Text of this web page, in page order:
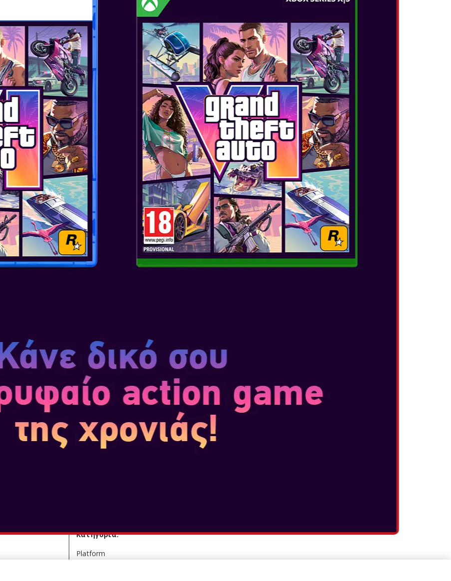
Παίξτε με τον Mario σε μια τεράστια, 3D, παγκόσμια περιπέτεια και
χρησιμοποιήστε τις απίστευτες, νέες ικανότητες του για να συλλέξετε Moons
τα οποία δίνουν ενέργεια στο αερόπλοιο σας το 'Odyssey', και σώστε την
Princess Peach από τα γαμήλια σχέδια του Bowser! Ζήστε μια περιπέτεια
γεμάτη μυστικά και εκπλήξεις, ενώ οι νέες ικανότητες του Mario όπως το cap
throw, cap jump και capture θα κάνουν το παιχνίδια ακόμα πιο συναρπαστικό
και διασκεδαστικό. Ετοιμαστείτε να μεταφερθείτε σε παράξενα και
εντυπωσιακά μέρη, μακριά από το Mushroom Kingdom - και αν θέλετε να
παίξετε παρέα με κάποιον φίλο σας, απλά δώστε του ένα χειριστήριο Joy-
ΧΑΡΑΚΤΗΡΙΣΤΙΚΑ
Εξερευνήστε τεράστια 3D Βασίλεια γεμάτα με μυστικά και εκπλήξεις, όπως
κοστούμια για τον Mario και πολλούς τρόπους αλληλεπίδρασης με το
περιβάλλον. Περιηγηθείτε με οχήματα που εκμεταλλεύονται το
χαρακτηριστικό HD Rumble του χειριστηρίου Joy-Con ή εξερευνήστε τμήματα
ως Pixel Mario.
Χάρη στο νέο φίλο του τον Cappy, ο Mario έχει νέες ικανότητες που
μπορείτε να μάθετε - όπως το cap throw, το cap jump και το capture. Με το
capture ο Mario μπορεί να πάρει τον έλεγχο διαφόρων αντικειμένων αλλά
και εχθρών!
Επισκεφθείτε εντυπωσιακές τοποθεσίες όπως την πόλη New Donk City με
τους πανύψηλους ουρανοξύστες και συναντήστε γνωστούς φίλους και
γάμο. Το παιχνίδι υποστηρίζει και άλλα amiibo που είναι ήδη διαθέσιμα.
Ακουμπήστε ένα υποστηριζόμενο amiibo για να λάβετε βοήθεια, και να
ξέρετε ότι μερικά amiibo ξεκλειδώνουν κοστούμια για τον Mario!
SKU : NSW-0009
Κατηγορία: Platform
: NINTENDO
Κατηγορία:
Platform